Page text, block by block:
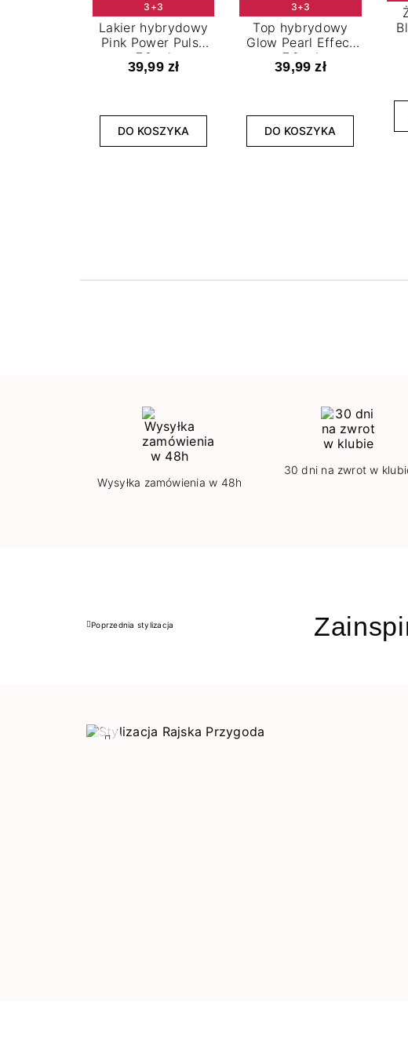
3+3
Lakier hybrydowy
Pink Power Pulse
7,2 ml
39,99 zł
DO KOSZYKA
3+3
Top hybrydowy
Glow Pearl Effect
7,2 ml
39,99 zł
DO KOSZYKA
Wysyłka zamówienia w 48h
30 dni na zwrot w
Poprzedni
Poprzednia stylizacja